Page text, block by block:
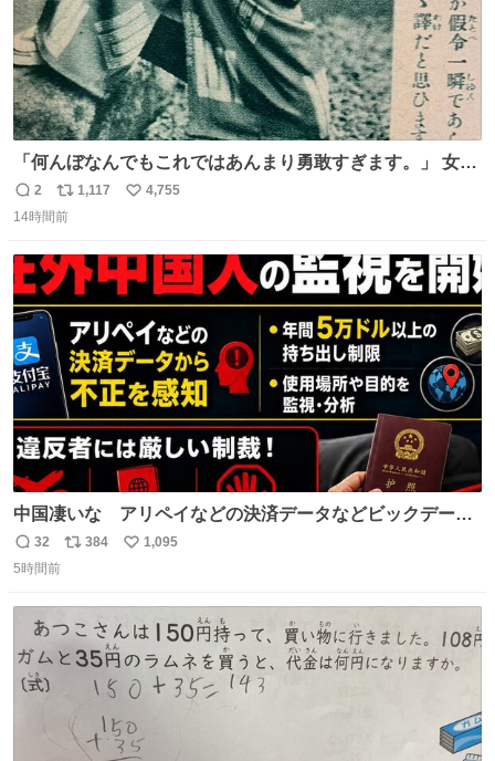
「何んぼなんでもこれではあんまり勇敢すぎます。」 女性
の立ち振る舞い指南コーナーで、大股を「下品」や「はし
たない」という言葉を使わず「勇敢すぎます」と洒落っ気
っていきたい… （昭和4年婦人倶楽部新年号より）
返
信
2
リ
ポ
ト
数
1,117
い
数
4,755
14時間前
中国凄いな アリペイなどの決済データなどビックデータ
で海外にいる中国人の監視をはじめ、多額の資金決済など
があれば帰国命令を出しはじめたらしい。そして、パスポ
返
信
32
リ
ト
384
い
数
1,095
5時間前